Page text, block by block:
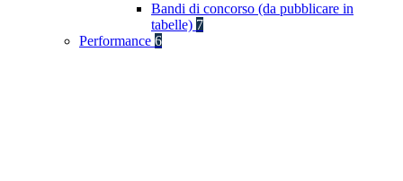
Bandi di concorso (da pubblicare in
tabelle) 7
Performance 6